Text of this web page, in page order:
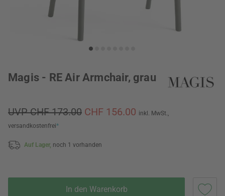
Magis - RE Air Armchair, grau
UVP CHF 173.00 CHF 156.00 inkl. MwSt.,
versandkostenfrei*
Auf Lager, noch 1 vorhanden
In den Warenkorb